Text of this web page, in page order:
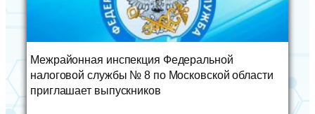
Межрайонная инспекция Федеральной
налоговой службы № 8 по Московской области
приглашает выпускников